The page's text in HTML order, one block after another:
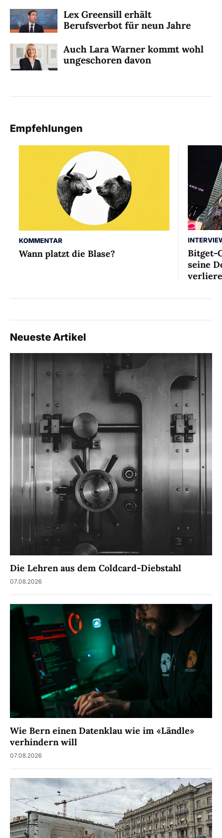
Lex Greensill erhält
Berufsverbot für neun Jahre
Auch Lara Warner kommt wohl
ungeschoren davon
Empfehlungen
KOMMENTAR
Wann platzt die Blase?
Bitget-
seine
Neueste Artikel
Die Lehren aus dem Coldcard-Diebstahl
07.08.2026
Wie Bern einen Datenklau wie im «Ländle»
verhindern will
07.08.2026